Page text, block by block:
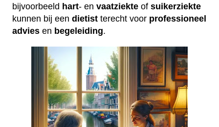
bijvoorbeeld hart- en vaatziekte of suikerziekte
kunnen bij een dietist terecht voor professioneel
advies en begeleiding.